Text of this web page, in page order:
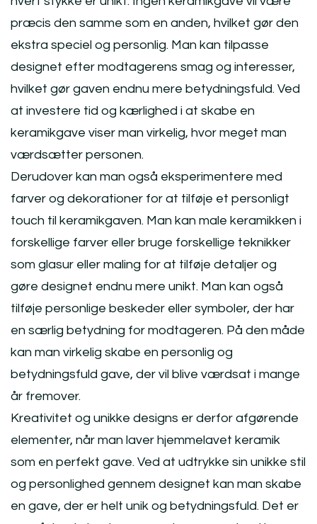
præcis den samme som en anden, hvilket gør den
ekstra speciel og personlig. Man kan tilpasse
designet efter modtagerens smag og interesser,
hvilket gør gaven endnu mere betydningsfuld. Ved
at investere tid og kærlighed i at skabe en
keramikgave viser man virkelig, hvor meget man
værdsætter personen.
Derudover kan man også eksperimentere med
farver og dekorationer for at tilføje et personligt
touch til keramikgaven. Man kan male keramikken i
forskellige farver eller bruge forskellige teknikker
som glasur eller maling for at tilføje detaljer og
gøre designet endnu mere unikt. Man kan også
tilføje personlige beskeder eller symboler, der har
en særlig betydning for modtageren. På den måde
kan man virkelig skabe en personlig og
betydningsfuld gave, der vil blive værdsat i mange
år fremover.
Kreativitet og unikke designs er derfor afgørende
elementer, når man laver hjemmelavet keramik
som en perfekt gave. Ved at udtrykke sin unikke stil
og personlighed gennem designet kan man skabe
en gave, der er helt unik og betydningsfuld. Det er